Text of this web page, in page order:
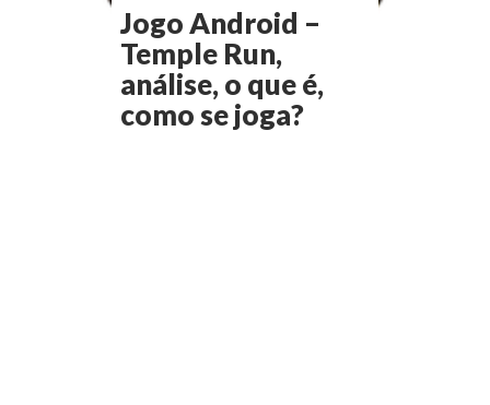
Jogo Android –
Temple Run,
análise, o que é,
como se joga?